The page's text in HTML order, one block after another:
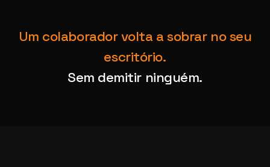
Um colaborador volta a sobrar no seu
escritório.
Sem demitir ninguém.